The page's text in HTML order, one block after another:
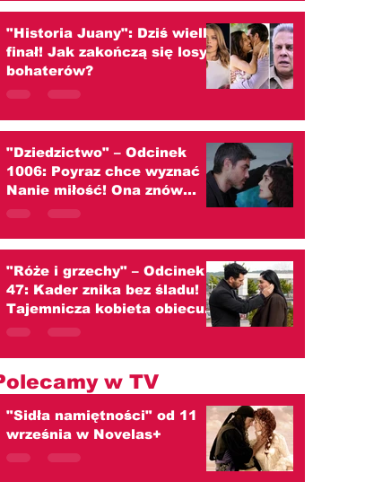
"Historia Juany": Dziś wielki
finał! Jak zakończą się losy
bohaterów?
"Dziedzictwo" – Odcinek
1006: Poyraz chce wyznać
Nanie miłość! Ona znów
przed nim ucieka
"Róże i grzechy" – Odcinek
47: Kader znika bez śladu!
Tajemnicza kobieta obiecuje
zaprowadzić ją do ojca
w TV
"Sidła namiętności" od 11
września w Novelas+